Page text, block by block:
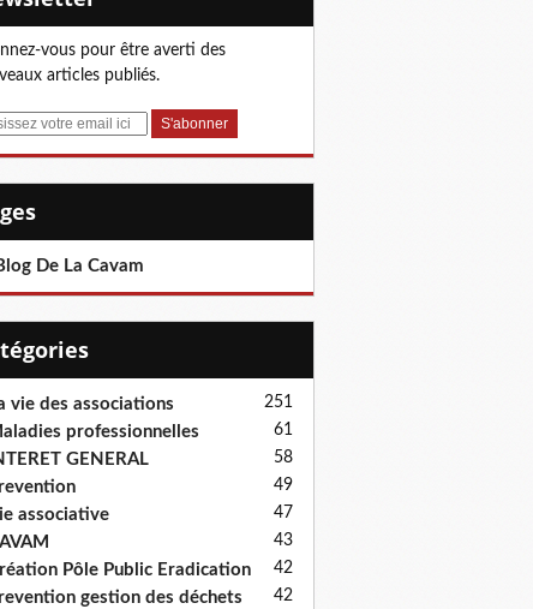
vous pour être averti des
articles publiés.
De La Cavam
vie des associations 251
professionnelles 61
GENERAL 58
49
associative 47
43
Pôle Public Eradication 42
gestion des déchets 42